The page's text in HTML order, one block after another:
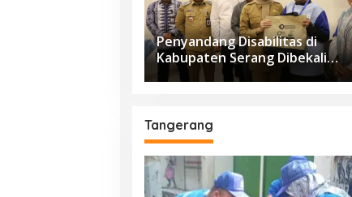
Penyandang Disabilitas di
Kabupaten Serang Dibekali
Pelatihan Pengolahan Hasil
Tangerang